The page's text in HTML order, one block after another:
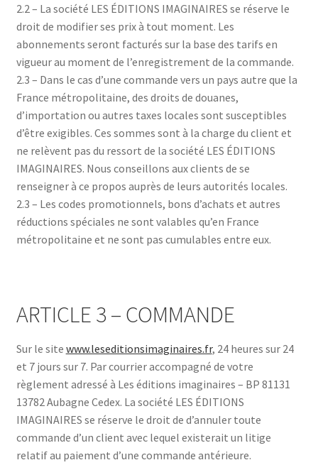
2.2 – La société LES ÉDITIONS IMAGINAIRES se réserve le
droit de modifier ses prix à tout moment. Les
abonnements seront facturés sur la base des tarifs en
vigueur au moment de l’enregistrement de la commande.
2.3 – Dans le cas d’une commande vers un pays autre que la
France métropolitaine, des droits de douanes,
d’importation ou autres taxes locales sont susceptibles
d’être exigibles. Ces sommes sont à la charge du client et
ne relèvent pas du ressort de la société LES ÉDITIONS
IMAGINAIRES. Nous conseillons aux clients de se
renseigner à ce propos auprès de leurs autorités locales.
2.3 – Les codes promotionnels, bons d’achats et autres
réductions spéciales ne sont valables qu’en France
métropolitaine et ne sont pas cumulables entre eux.
ARTICLE 3 – COMMANDE
Sur le site www.leseditionsimaginaires.fr, 24 heures sur 24
et 7 jours sur 7. Par courrier accompagné de votre
règlement adressé à Les éditions imaginaires – BP 81131
13782 Aubagne Cedex. La société LES ÉDITIONS
IMAGINAIRES se réserve le droit de d’annuler toute
commande d’un client avec lequel existerait un litige
relatif au paiement d’une commande antérieure.